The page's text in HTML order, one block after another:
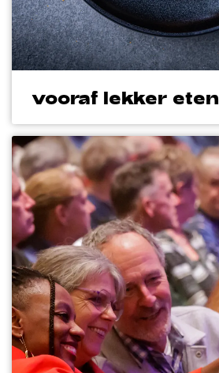
vooraf lekker eten